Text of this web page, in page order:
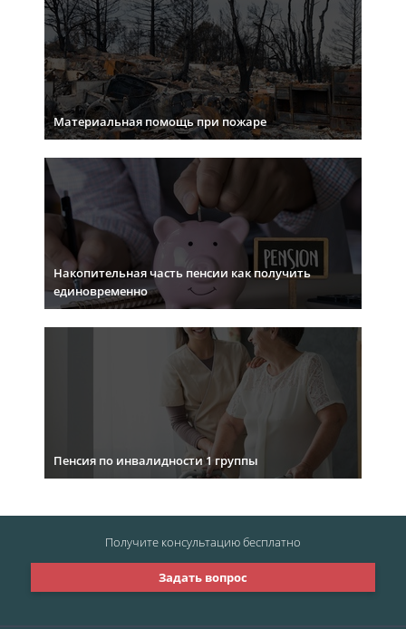
Материальная помощь при пожаре
Накопительная часть пенсии как получить
единовременно
Пенсия по инвалидности 1 группы
Задать вопрос
Получите консультациюбесплатно